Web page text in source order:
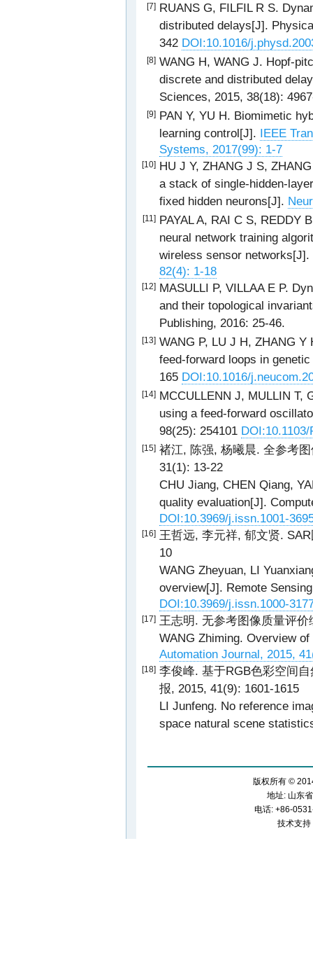
[7] RUANS G, FILFIL R S.
distributed delays[J].
342 DOI:10.1016/
[8] WANG H, WANG J. Hopf-
discrete and distributed
Sciences, 2015, 38(18):
[9] PAN Y, YU H. Biomimetic
learning control[J]. IEEE
Systems, 2017(99): 1-7
[10] HU J Y, ZHANG J S,
a stack of single-hidden-
fixed hidden neurons[J].
[11] PAYAL A, RAI C S, REDDY
neural network training
wireless sensor networks[J].
82(4): 1-18
[12] MASULLI P, VILLAA E P.
and their topological
Publishing, 2016: 25-46.
[13] WANG P, LU J H, ZHANG
feed-forward loops in
165 DOI:10.1016/
[14] MCCULLENN J, MULLIN T,
using a feed-forward
98(25): 254101
[15] 褚江, 陈强, 杨曦晨. 全参考
31(1): 13-22
CHU Jiang, CHEN Qiang,
quality evaluation[J].
DOI:10.3969/j.issn.1001-
[16] 王哲远, 李元祥, 郁文贤.
10
WANG Zheyuan, LI
overview[J]. Remote
DOI:10.3969/j.issn.1000-
[17] 王志明. 无参考图像质量评
WANG Zhiming. Overview
Automation Journal, 2015,
[18] 李俊峰. 基于RGB色彩空间
报, 2015, 41(9): 1601-1615
LI Junfeng. No reference
space natural scene